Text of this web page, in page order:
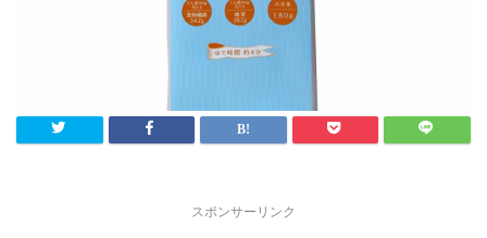
スポンサーリンク